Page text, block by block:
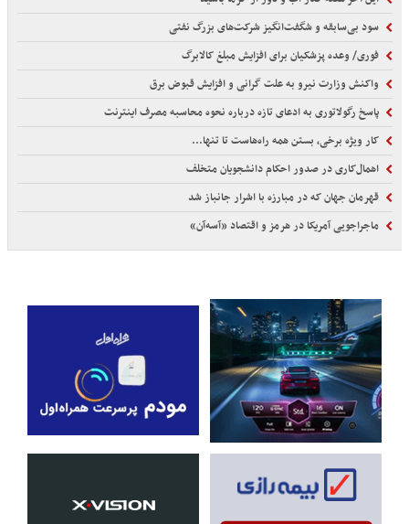
سود بی‌سابقه و شگفت‌انگیز شرکت‌های بزرگ نفتی
فوری/ وعده پزشکیان برای افزایش مبلغ کالابرگ
واکنش وزارت نیرو به علت گرانی و افزایش قبوض برق
پاسخ رگولاتوری به ادعای تازه درباره نحوه محاسبه مصرف اینترنت
کار ویژه برخی، بستن همه راه‌هاست تا تنها...
اهمال‌کاری در صدور احکام‌ دانشجویان متخلف
قهرمان جهان که در مبارزه با اشرار جانباز شد
ماجراجویی آمریکا در هرمز و اقتصاد «آسه‌آن»